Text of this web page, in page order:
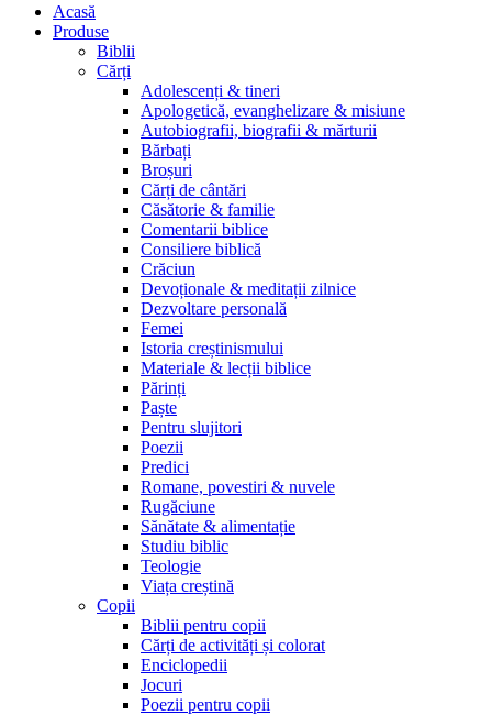
Acasă
Produse
Biblii
Cărți
Adolescenți & tineri
Apologetică, evanghelizare & misiune
Autobiografii, biografii & mărturii
Bărbați
Broșuri
Cărți de cântări
Căsătorie & familie
Comentarii biblice
Consiliere biblică
Crăciun
Devoționale & meditații zilnice
Dezvoltare personală
Femei
Istoria creștinismului
Materiale & lecții biblice
Părinți
Paște
Pentru slujitori
Poezii
Predici
Romane, povestiri & nuvele
Rugăciune
Sănătate & alimentație
Studiu biblic
Teologie
Viața creștină
Copii
Biblii pentru copii
Cărți de activități și colorat
Enciclopedii
Jocuri
Poezii pentru copii